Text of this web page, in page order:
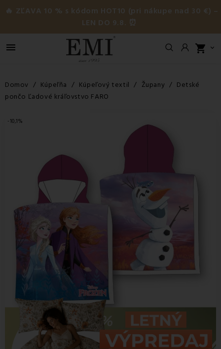
🔥 ZĽAVA 10 % s kódom HOT10 (pri nákupe nad 30 €) –
LEN DO 9.8. ⏰
 shopping_cart 
Domov Kúpeľňa Kúpeľový textil Župany
Detské
pončo Ľadové kráľovstvo FARO
-10,1%